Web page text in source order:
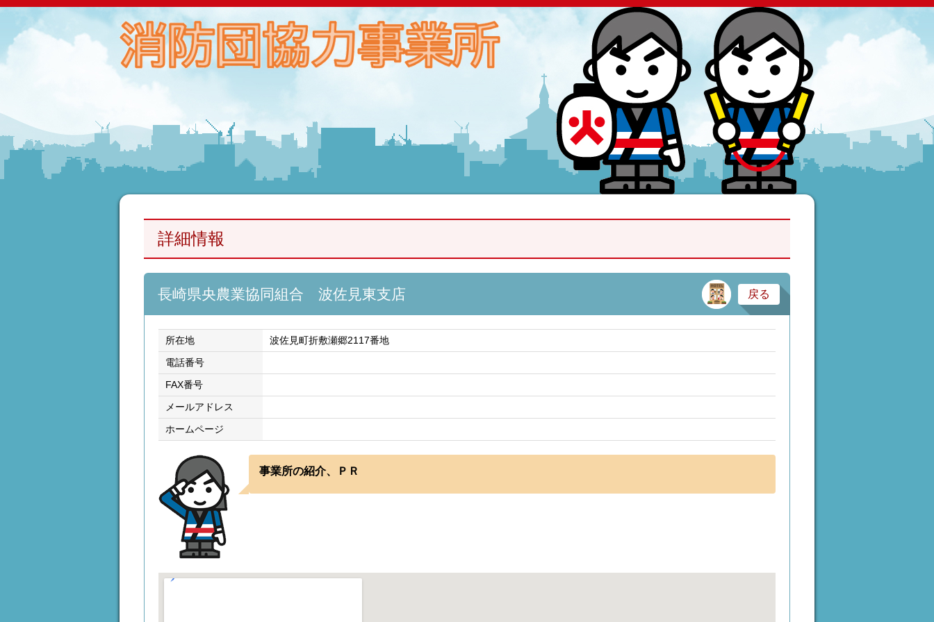
詳細情報
長崎県央農業協同組合 波佐見東支店 サービス業・医療
戻る
所在地 波佐見町折敷瀬郷2117番地
電話番号
FAX番号
メールアドレス
ホームページ
事業所の紹介、ＰＲ